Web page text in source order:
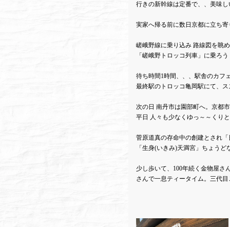
行きの新幹線は定番で、、美味し
実家へ帰る前に数日京都に立ち
嵯峨野線に乗り込み 路線図を眺
「嵯峨野トロッコ列車」に乗ろ
待ち時間1時間、、、駅舎のカフ
最終駅のトロッコ亀岡駅にて、
次の日 南丹市は園部町へ。京都
平日 人々も少なくゆっ～～くり
菅原道真の存命中の創建とされ
「生身(いきみ)天満宮」ちょう
少し歩いて、100年続く金物屋さ
さんで一息ティータイム。三代